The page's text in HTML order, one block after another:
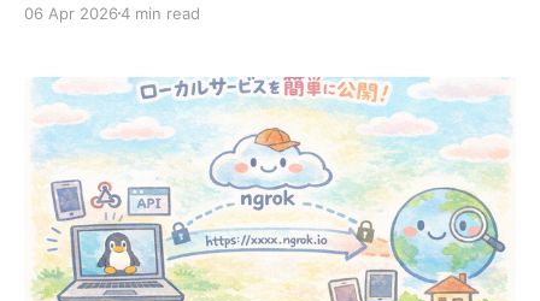
試験でも、AIそのものの仕組みだけでなく、AI利用に伴
この記事では、AI利用に関する代表的な問題として次の
3つを取り上げます。 * ハルシネーション * 情報漏え
い・プライバシー侵害 * バイアスと公平性 それぞれにつ
いて、問題 → 解答 → 解説の流れで確認していきましょ
う。 1. ハルシネーション 生成AIに関する代表的な問題の
一つが、ハルシネーションです。 これは、AIが事実では
ない内容を、もっともらしく出力してしまう現象を指し
ます。 たとえば、存在しない規程や誤った手続を、あた
06 Apr 20264 min read